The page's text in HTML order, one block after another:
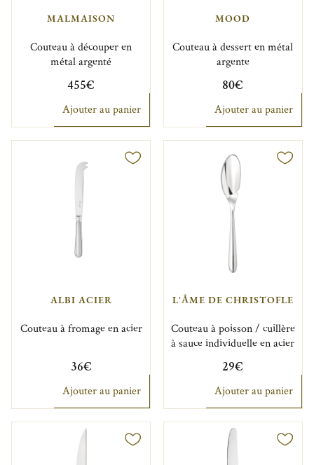
MALMAISON
Couteau à découper en
métal argenté
455€
Ajouter au panier
MOOD
Couteau à dessert en métal
argente
80€
Ajouter au panier
ALBI ACIER
Couteau à fromage en acier
36€
Ajouter au panier
L'ÂME DE CHRISTOFLE
Couteau à poisson / cuillère
à sauce individuelle en acier
29€
Ajouter au panier